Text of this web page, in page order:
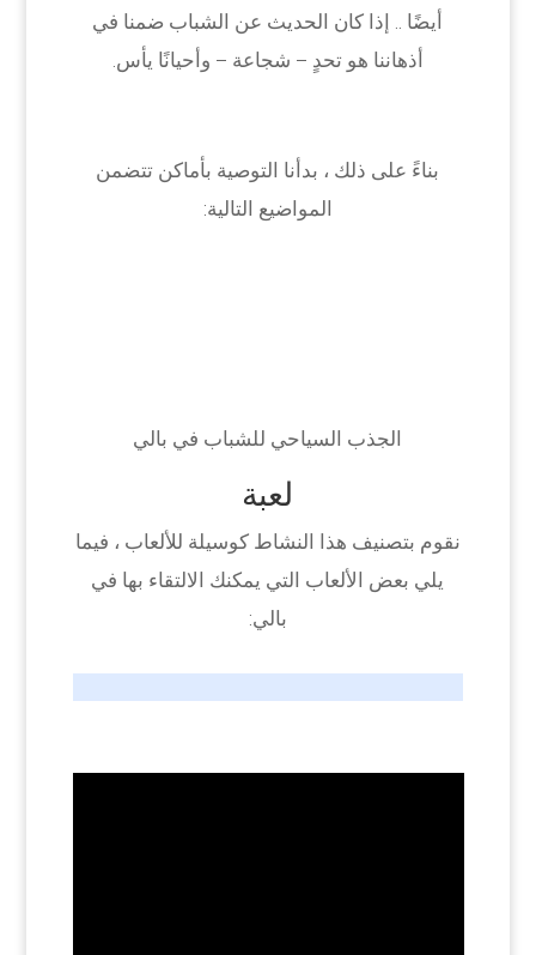
أيضًا .. إذا كان الحديث عن الشباب ضمنا في
أذهاننا هو تحدٍ – شجاعة – وأحيانًا يأس.
بناءً على ذلك ، بدأنا التوصية بأماكن تتضمن
المواضيع التالية:
الجذب السياحي للشباب في بالي
لعبة
نقوم بتصنيف هذا النشاط كوسيلة للألعاب ، فيما
يلي بعض الألعاب التي يمكنك الالتقاء بها في
بالي: